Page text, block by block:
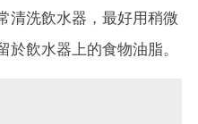
清洗飲水器，最好用稍微
飲水器上的食物油脂。